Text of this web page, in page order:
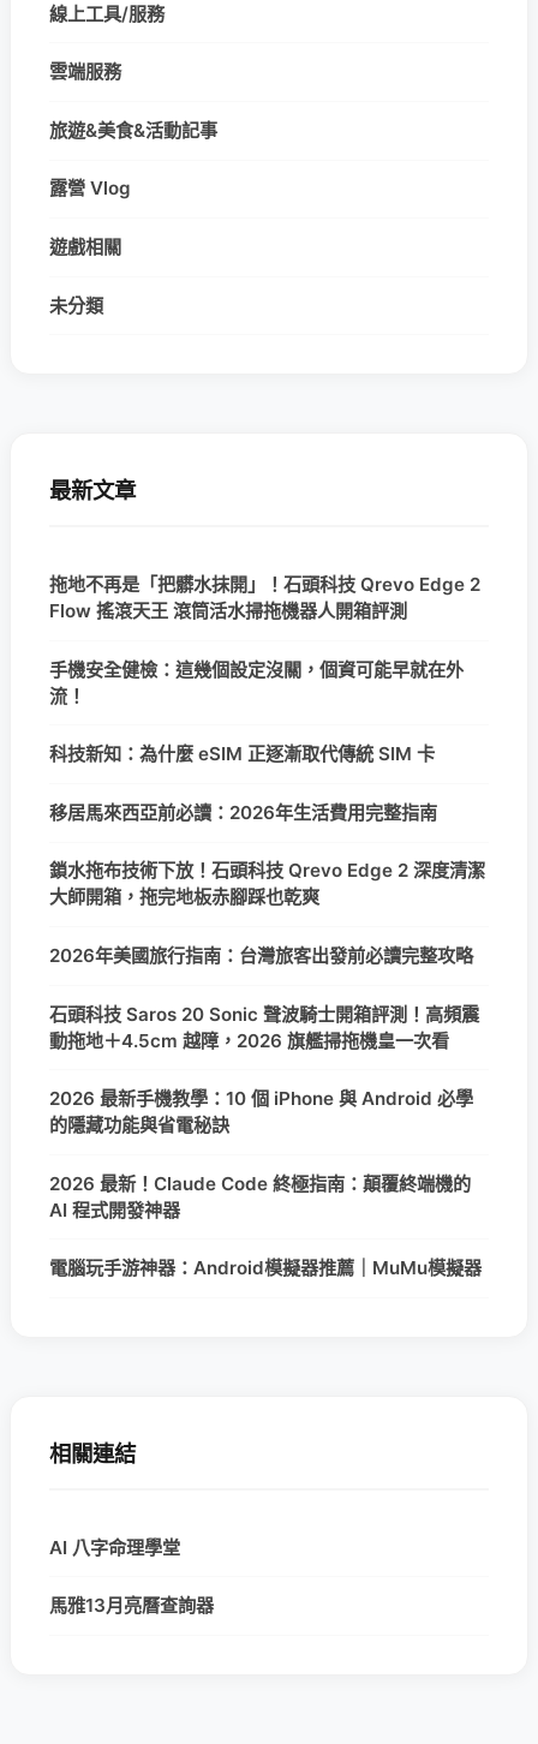
線上工具/服務
雲端服務
旅遊&美食&活動記事
露營 Vlog
遊戲相關
未分類
最新文章
拖地不再是「把髒水抹開」！石頭科技 Qrevo Edge 2
Flow 搖滾天王 滾筒活水掃拖機器人開箱評測
手機安全健檢：這幾個設定沒關，個資可能早就在外
流！
科技新知：為什麼 eSIM 正逐漸取代傳統 SIM 卡
移居馬來西亞前必讀：2026年生活費用完整指南
鎖水拖布技術下放！石頭科技 Qrevo Edge 2 深度清潔
大師開箱，拖完地板赤腳踩也乾爽
2026年美國旅行指南：台灣旅客出發前必讀完整攻略
石頭科技 Saros 20 Sonic 聲波騎士開箱評測！高頻震
動拖地＋4.5cm 越障，2026 旗艦掃拖機皇一次看
2026 最新手機教學：10 個 iPhone 與 Android 必學
的隱藏功能與省電秘訣
2026 最新！Claude Code 終極指南：顛覆終端機的
AI 程式開發神器
電腦玩手游神器：Android模擬器推薦｜MuMu模擬器
相關連結
AI 八字命理學堂
馬雅13月亮曆查詢器